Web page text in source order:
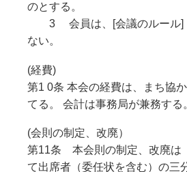
のとする。
3 会員は、[会議のルール]
ない。
(経費)
第1 0条 本会の経費は、まち協
てる。 会計は事務局が兼務する
(会則の制定、改廃）
第11条 本会則の制定、改廃は
て出席者（委任状を含む）の三